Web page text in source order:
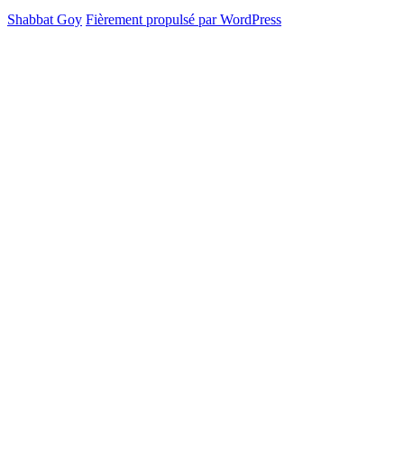
Shabbat Goy Fièrement propulsé par WordPress